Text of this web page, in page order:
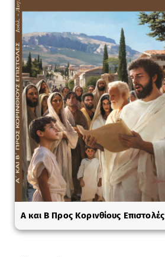
A και Β Προς Κορινθίους Επιστολές